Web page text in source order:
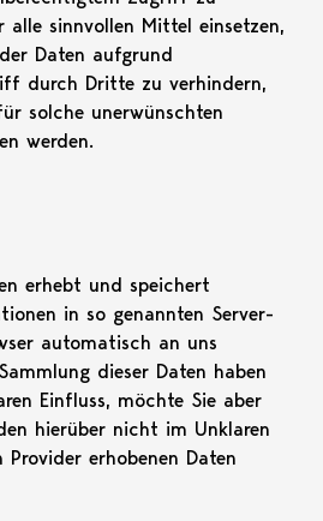
alle sinnvollen Mittel einsetzen,
Daten aufgrund
durch Dritte zu verhindern,
solche unerwünschten
werden.
erhebt und speichert
in so genannten Server-
automatisch an uns
dieser Daten haben
Einfluss, möchte Sie aber
hierüber nicht im Unklaren
Provider erhobenen Daten